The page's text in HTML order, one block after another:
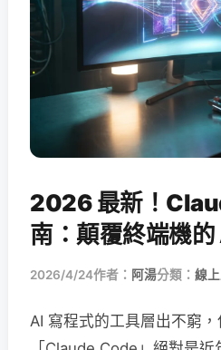
2026 最新！
南：顛覆終端機
2026/4/24作者： 阿湯分類： 線
AI 寫程式的工具層出不窮